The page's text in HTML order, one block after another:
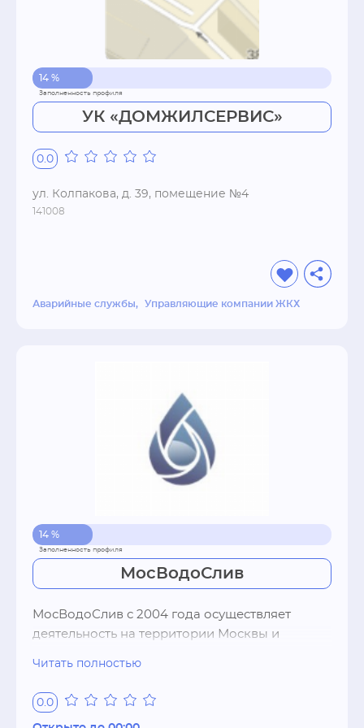
14 %
УК «ДОМЖИЛСЕРВИС»
0.0
ул. Колпакова, д. 39, помещение №4
141008
Аварийные службы Управляющие компании ЖКХ
14 %
МосВодоСлив
МосВодоСлив с 2004 года осуществляет
деятельность на территории Москвы и
последующей выдачей документов
производится с помощью профессионального
Читать полностью
0.0